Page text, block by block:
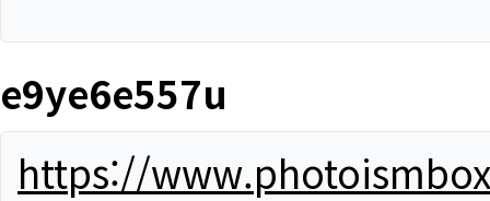
e9ye6e557u
https://